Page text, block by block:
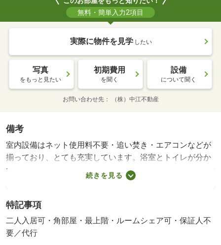
無料・簡単入力2項目
実際に物件を見学 したい
写真
をもっと見たい
初期費用
を聞く
設備
について聞く
お問い合わせ先 （株）中江不動産
備考
室内設備はネット使用料不要・追い焚き・エアコンなどが
揃っており、とても充実しています。浴室とトイレが分か
れています。住みやすさが満載でイチオシのアパートはこ
ちらです。賃料４．３５万円の物件です。インターネット
４６．０９㎡あります。利便性の高い魅力溢れる角部屋は
こちらとなっております。最上階の物件です。・維持費
等：ｒｕｕｍサポート費用１，９８０円／月・敷金・礼金
続きを見る
特記事項
二人入居可・角部屋・最上階・ルームシェア可・保証人不
要／代行